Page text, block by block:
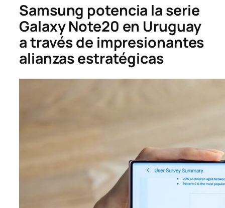
Samsung potencia la serie
Galaxy Note20 en Uruguay
a través de impresionantes
alianzas estratégicas